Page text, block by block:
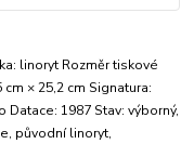
linoryt Rozměr tiskové
× 25,2 cm Signatura:
1987 Stav: výborný,
původní linoryt,